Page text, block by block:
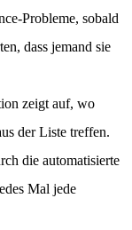
Probleme, sobald
dass jemand sie
zeigt auf, wo
der Liste treffen.
die automatisierte
Mal jede